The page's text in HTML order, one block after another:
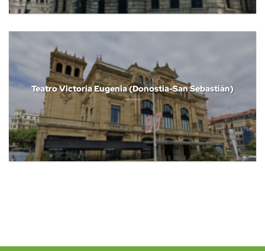
Teatro Victoria Eugenia (Donostia-San Sebastián)